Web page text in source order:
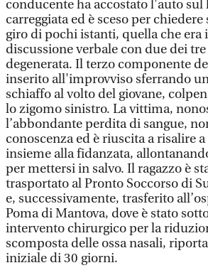
conducente ha accostato l'auto
carreggiata ed è sceso per
giro di pochi istanti, quella che era
discussione verbale con due dei
degenerata. Il terzo componente
inserito all'improvviso sferrando
schiaffo al volto del giovane,
lo zigomo sinistro. La vittima,
l’abbondante perdita di sangue,
conoscenza ed è riuscita a risalire
insieme alla fidanzata,
per mettersi in salvo. Il ragazzo è
trasportato al Pronto Soccorso di
e, successivamente, trasferito
Poma di Mantova, dove è stato
intervento chirurgico per la
scomposta delle ossa nasali,
iniziale di 30 giorni.